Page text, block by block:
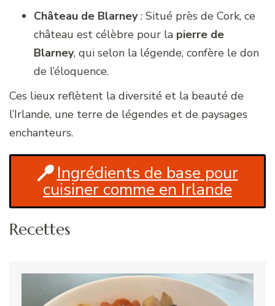
Château de Blarney: Situé près de Cork, ce
château est célèbre pour la pierre de
Blarney, qui selon la légende, confère le don
de l’éloquence.
Ces lieux reflètent la diversité et la beauté de
l’Irlande, une terre de légendes et de paysages
enchanteurs.
Ingrédients de base pour
cuisiner comme en Irlande
Recettes